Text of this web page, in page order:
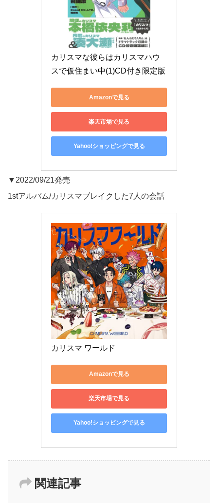
カリスマな彼らはカリスマハウ
スで仮住まい中(1)CD付き限定版
Amazonで見る
楽天市場で見る
Yahoo!ショッピングで見る
▼2022/09/21発売
1stアルバム/カリスマブレイクした7人の会話
カリスマ ワールド
Amazonで見る
楽天市場で見る
Yahoo!ショッピングで見る
関連記事